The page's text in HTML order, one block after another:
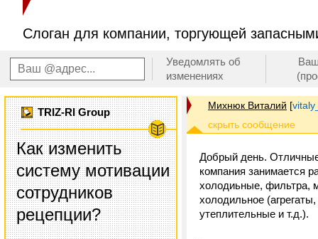
Слоган для компании, торгующей
Уведомлять об
изменениях
TRIZ-RI Group
Как изменить
систему мотивации
сотрудников
рецепции?
Михнюк Виталий [
Добрый день. Отличные
компания занимается
холодиьные, фильтра,
холодильное
утеплительные и т.д.).